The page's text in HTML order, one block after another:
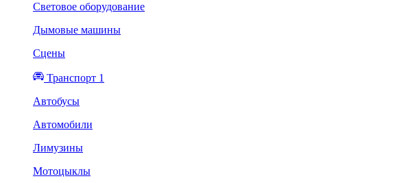
Световое оборудование
Дымовые машины
Сцены
Транспорт 1
Автобусы
Автомобили
Лимузины
Мотоцыклы